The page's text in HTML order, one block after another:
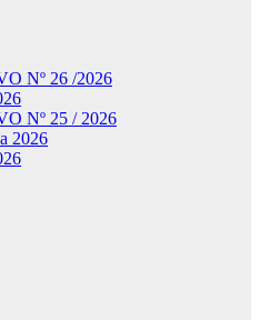
Nº 26 /2026
Nº 25 / 2026
2026